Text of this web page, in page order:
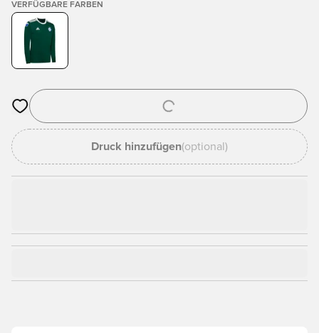
VERFÜGBARE FARBEN
Öffnet ein Fenster zum Anmelden oder Registrieren als
Druck hinzufügen(optional)